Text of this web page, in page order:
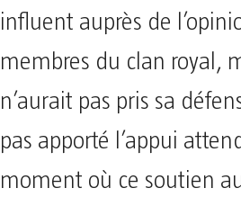
influent auprès de
membres du clan royal,
n’aurait pas pris sa
pas apporté l’appui
moment où ce soutien